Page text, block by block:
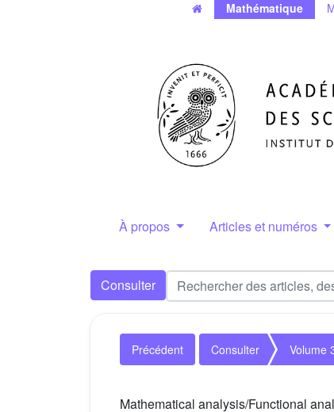
Mathématique
À propos Articles et numéros
Consulter
Précédent Consulter Volume
Mathematical analysis/Functional